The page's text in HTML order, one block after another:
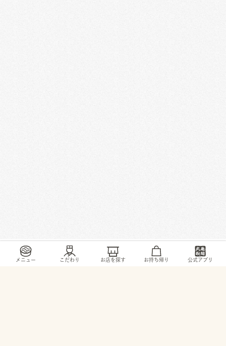
メニュー こだわり お店を探す お持ち帰り 公式アプリ
トップ / お店・ サービス / 盛岡市 津志田南1丁目1-10